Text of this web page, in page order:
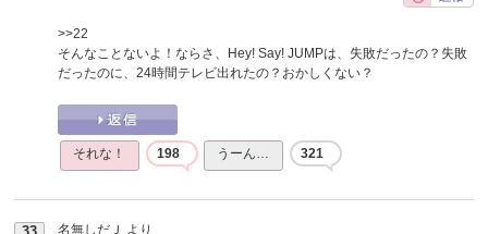
>>22
そんなことないよ！ならさ、Hey! Say! JUMPは、失敗だったの？失敗
だったのに、24時間テレビ出れたの？おかしくない？
それな！ 198 うーん… 321
名無しだＪ より